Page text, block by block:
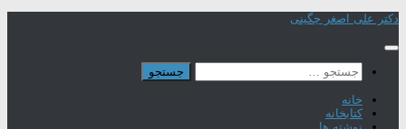
Skip
content
دکتر علی اصغر چگینی
جستجو
برای:
خانه
کتابخانه